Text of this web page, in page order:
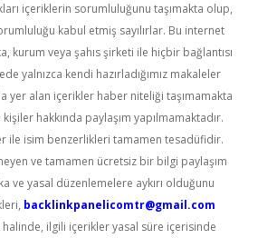
içeriklerin sorumluluğunu taşımakta olup,
kabul etmiş sayılırlar. Bu internet
kurum veya şahıs şirketi ile hiçbir bağlantısı
yalnızca kendi hazırladığımız makaleler
yer alan içerikler haber niteliği taşımamakta
hakkında paylaşım yapılmamaktadır.
ile isim benzerlikleri tamamen tesadüfidir.
ve tamamen ücretsiz bir bilgi paylaşım
ve yasal düzenlemelere aykırı olduğunu
backlinkpanelicomtr@gmail.com
ilgili içerikler yasal süre içerisinde